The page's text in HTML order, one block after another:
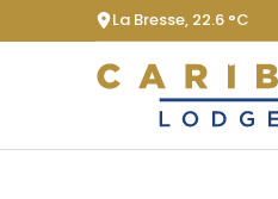
La Bresse, 22.6 °C